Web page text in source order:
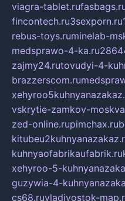
viagra-tablet.ru
fincontech.ru3sexporn.ru
rebus-toys.ruminelab-
medsprawo-4-ka.ru
zajmy24.rutovudyi-4-
brazzerscom.ru
vskrytie-zamkov-
zed-online.rupimchax.ru
kuhnyaofabrikaufabrik.ru
xehyroo-5-
guzywia-4-
cs68.ruvladivostok-